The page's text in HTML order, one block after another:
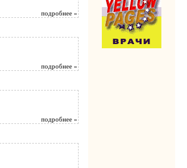
подробнее »
подробнее »
подробнее »